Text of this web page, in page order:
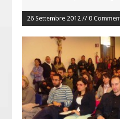
26 Settembre 2012 // 0